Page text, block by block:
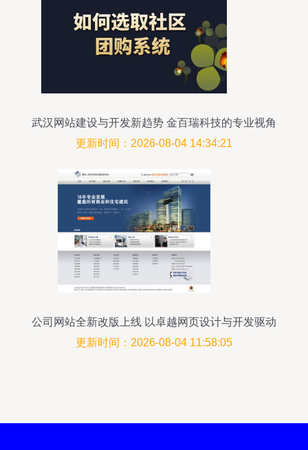
武汉网站建设与开发新趋势 金百瑞科技的专业视角
更新时间：2026-08-04 14:34:21
公司网站全新改版上线 以卓越网页设计与开发驱动
品牌新体验
更新时间：2026-08-04 11:58:05